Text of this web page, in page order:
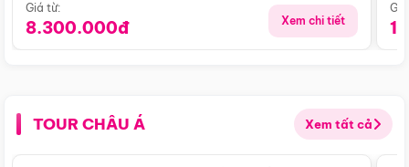
Giá từ:
8.300.000đ Xem chi tiết
TOUR CHÂU Á Xem tất cả
Điểm nổi bật